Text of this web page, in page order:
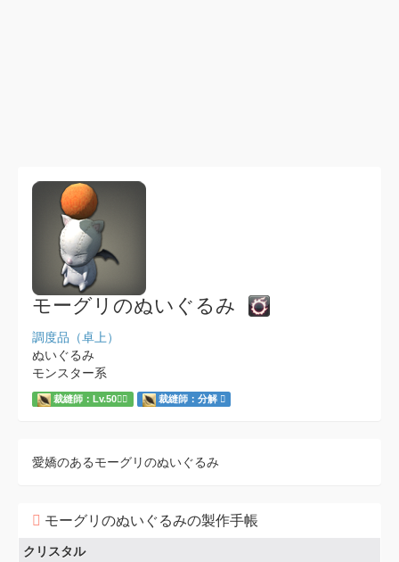
モーグリのぬいぐるみ
調度品（卓上）
ぬいぐるみ
モンスター系
裁縫師：Lv.50 裁縫師：分解
愛嬌のあるモーグリのぬいぐるみ
モーグリのぬいぐるみの製作手帳
クリスタル